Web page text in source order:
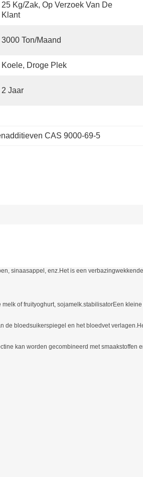
25 Kg/zak, Op Verzoek Van De
Klant
3000 Ton/maand
Koele, Droge Plek
2 Jaar
CAS 9000-69-5
sinaasappel, enz.Het is een
of fruityoghurt, sojamelk.stabilisatorEen
de bloedsuikerspiegel en het bloedvet
kan worden gecombineerd met smaakstoffen